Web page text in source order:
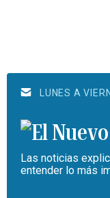
LUNES A
Las noticias
entender lo más